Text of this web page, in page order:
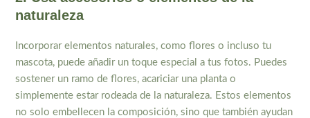
naturaleza
Incorporar elementos naturales, como flores o incluso tu
mascota, puede añadir un toque especial a tus fotos. Puedes
sostener un ramo de flores, acariciar una planta o
simplemente estar rodeada de la naturaleza. Estos elementos
no solo embellecen la composición, sino que también ayudan